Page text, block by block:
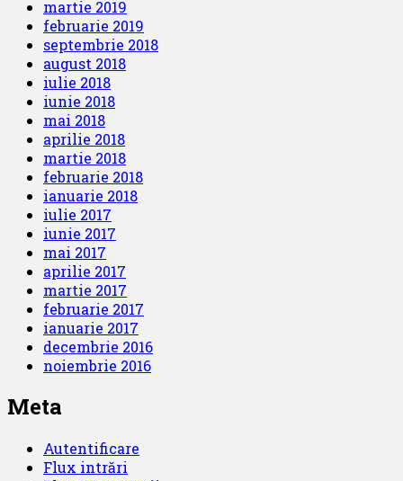
martie 2019
februarie 2019
septembrie 2018
august 2018
iulie 2018
iunie 2018
mai 2018
aprilie 2018
martie 2018
februarie 2018
ianuarie 2018
iulie 2017
iunie 2017
mai 2017
aprilie 2017
martie 2017
februarie 2017
ianuarie 2017
decembrie 2016
noiembrie 2016
Meta
Autentificare
Flux intrări